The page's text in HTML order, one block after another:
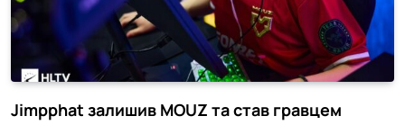
Jimpphat залишив MOUZ та став гравцем